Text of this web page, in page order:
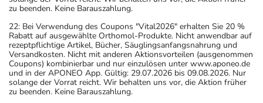
zu beenden. Keine Barauszahlung.
22: Bei Verwendung des Coupons "Vital2026" erhalten Sie 20 %
Rabatt auf ausgewählte Orthomol-Produkte. Nicht anwendbar auf
rezeptpflichtige Artikel, Bücher, Säuglingsanfangsnahrung und
Versandkosten. Nicht mit anderen Aktionsvorteilen (ausgenommen
Coupons) kombinierbar und nur einzulösen unter www.aponeo.de
und in der APONEO App. Gültig: 29.07.2026 bis 09.08.2026. Nur
solange der Vorrat reicht. Wir behalten uns vor, die Aktion früher
zu beenden. Keine Barauszahlung.